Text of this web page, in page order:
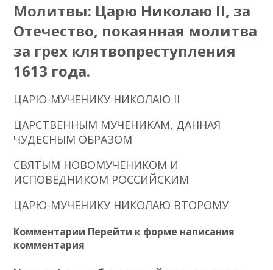
Молитвы: Царю Николаю II, за
Отечество, покаянная молитва
за грех клятвопреступления
1613 года.
ЦAPЮ-MУЧЕНИКУ HИКOЛAЮ II
ЦАРСТВЕННЫМ МУЧЕНИКАМ, ДАННАЯ
ЧУДЕСНЫМ ОБРАЗОМ
СВЯТЫМ НОВОМУЧЕНИКОМ И
ИСПОВЕДНИКОМ РОССИЙСКИМ
ЦАРЮ-МУЧЕНИКУ НИКОЛАЮ ВТОРОМУ
Комментарии Перейти к форме написания
комментария